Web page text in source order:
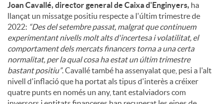
Joan Cavallé, director general de Caixa d'Enginyers, ha
llançat un missatge positiu respecte a l'últim trimestre de
2022: “Des del setembre passat, malgrat que continuem
experimentant nivells molt alts d'incertesa i volatilitat, el
comportament dels mercats financers torna a una certa
normalitat, per la qual cosa ha estat un últim trimestre
bastant positiu”. Cavallé també ha assenyalat que, pesi a l'alt
nivell d'inflació que ha portat als tipus d'interès a créixer
quatre punts en només un any, tant estalviadors com